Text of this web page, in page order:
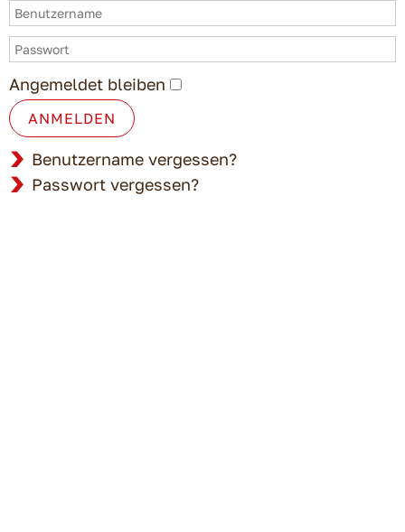
Angemeldet bleiben
ANMELDEN
Benutzername vergessen?
Passwort vergessen?